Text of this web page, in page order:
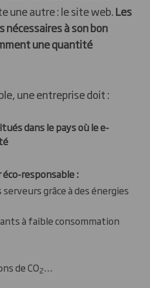
une autre : le site web.Les
à son bon
une quantité
une entreprise doit :
dans le pays où le e-
responsable :
grâce à des énergies
à faible consommation
de CO2…